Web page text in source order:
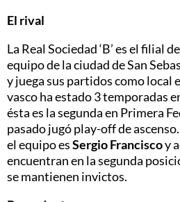
El rival
La Real Sociedad ‘B’ es el filial
equipo de la ciudad de San
y juega sus partidos como local
vasco ha estado 3 temporadas
ésta es la segunda en Primera
pasado jugó play-off de
el equipo esSergio Franciscoy
encuentran en la segunda
se mantienen invictos.